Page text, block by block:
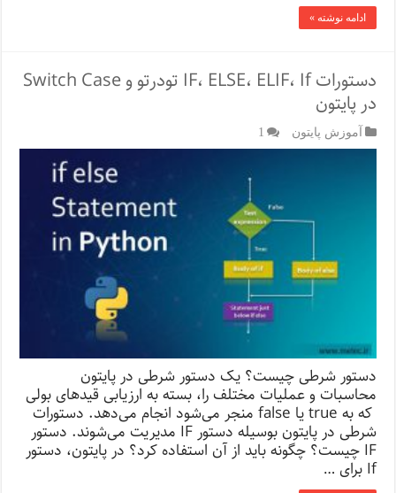
ادامه نوشته »
دستورات IF، ELSE، ELIF، If تودرتو و Switch Case
در پایتون
آموزش پایتون 1
دستور شرطی چیست؟ یک دستور شرطی در پایتون
محاسبات و عملیات مختلف را، بسته به ارزیابی قیدهای بولی
که به true یا false منجر می‌شود انجام می‌دهد. دستورات
شرطی در پایتون بوسیله دستور IF مدیریت می‌شوند. دستور
IF چیست؟ چگونه باید از آن استفاده کرد؟ در پایتون، دستور
If برای …